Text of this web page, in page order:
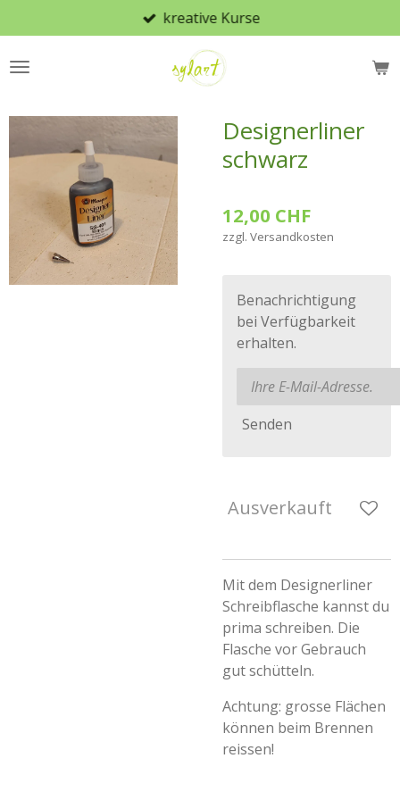
Hauptinhalt
springen
kreative Kurse
Designerliner
schwarz
12,00 CHF
zzgl. Versandkosten
Benachrichtigung
bei Verfügbarkeit
erhalten.
Senden
Ausverkauft
Mit dem Designerliner
Schreibflasche kannst du
prima schreiben. Die
Flasche vor Gebrauch
gut schütteln.
Achtung: grosse Flächen
können beim Brennen
reissen!